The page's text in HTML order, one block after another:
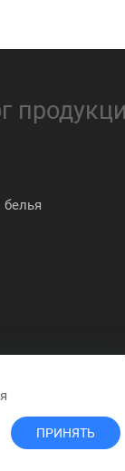
белья
ПРИНЯТЬ